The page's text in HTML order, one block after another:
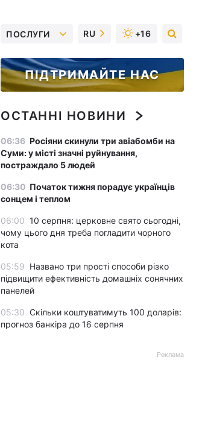
ПОСЛУГИ RU +16
ПІДТРИМАЙТЕ НАС
ОСТАННІ НОВИНИ
06:36 Росіяни скинули три авіабомби на
Суми: у місті значні руйнування,
постраждало 5 людей
06:30 Початок тижня порадує українців
сонцем і теплом
06:00 10 серпня: церковне свято сьогодні,
чому цього дня треба погладити чорного
кота
05:59 Названо три прості способи різко
підвищити ефективність домашніх сонячних
панелей
05:30 Скільки коштуватимуть 100 доларів:
прогноз банкіра до 16 серпня
Реклама